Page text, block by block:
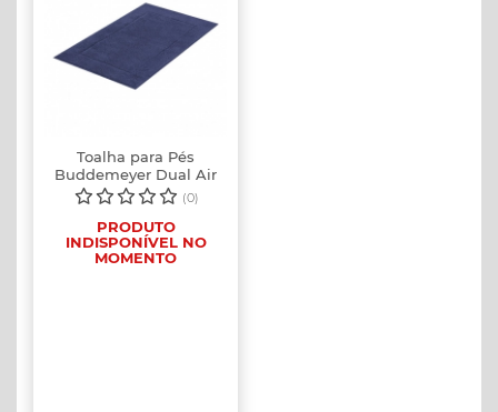
(Indisponível)
Toalha para Pés
Buddemeyer Dual Air
Cotton 48 x 8...(0)
PRODUTO
INDISPONÍVEL NO
MOMENTO